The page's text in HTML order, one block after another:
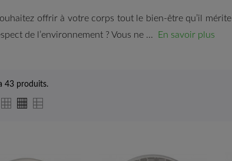
offrir à votre corps tout le bien-être qu’il
de l’environnement ? Vous ne ...
En savoir plus
43 produits.